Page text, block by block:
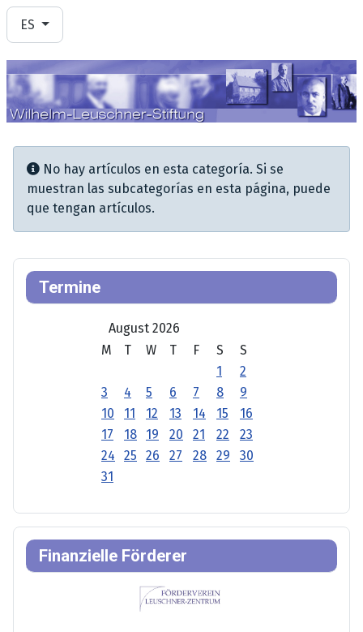
Seleccione su idioma
ES
Información
No hay artículos en esta categoría. Si se
muestran las subcategorías en esta página, puede
que tengan artículos.
Termine
August 2026
M
T W T F S
S
1
2
3
4 5 6 7 8
9
10
11 12 13 14 15
16
17
18 19 20 21 22
23
24
25 26 27 28 29
30
31
Finanzielle Förderer